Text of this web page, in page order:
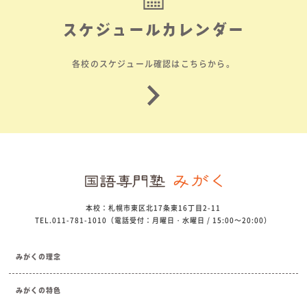
スケジュールカレンダー
各校のスケジュール確認はこちらから。
本校：札幌市東区北17条東16丁目2-11
TEL.011-781-1010（電話受付：月曜日・水曜日 / 15:00～20:00）
みがくの理念
みがくの特色